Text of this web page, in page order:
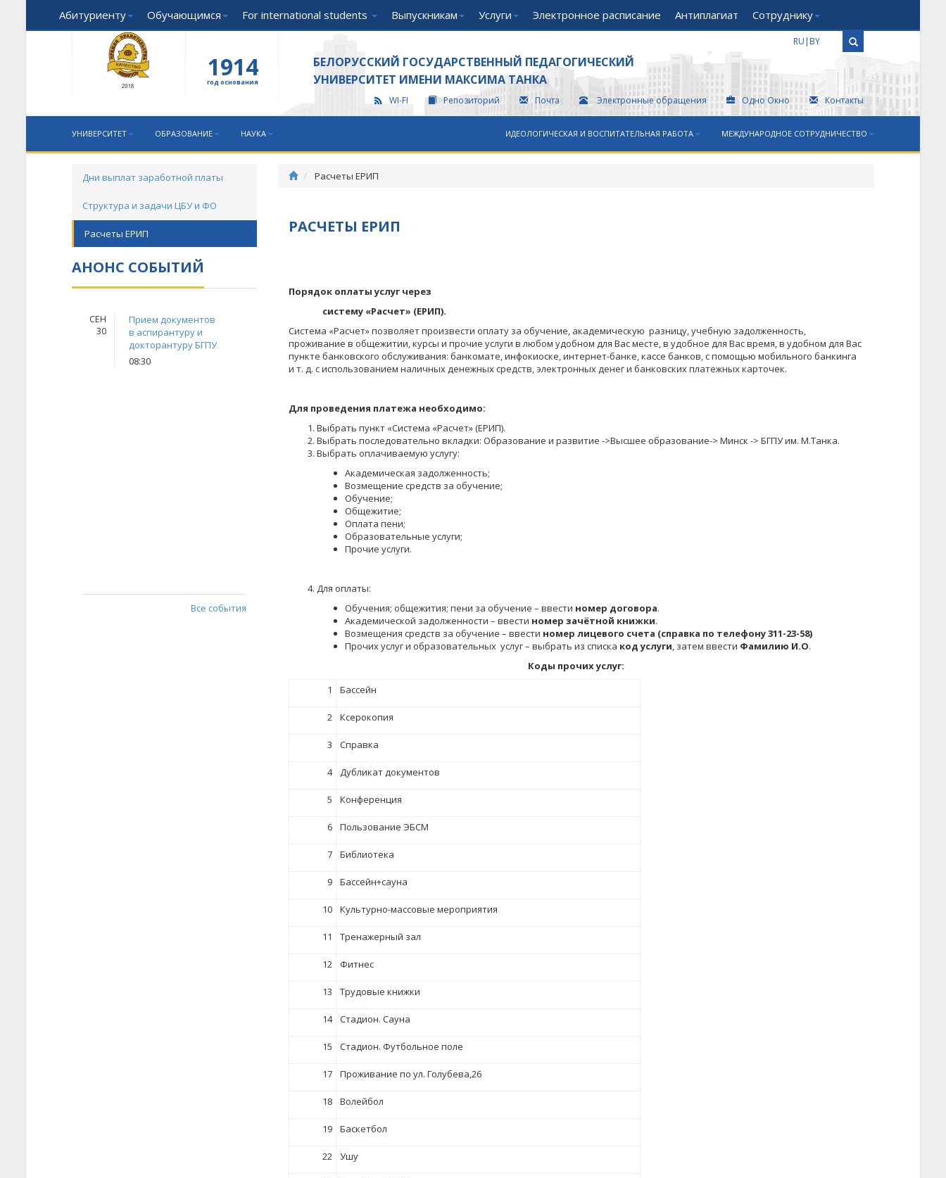
Абитуриенту Обучающимся For international students Выпускникам Услуги Электронное расписание Антиплагиат Сотруднику
1914
год основания
БЕЛОРУССКИЙ ГОСУДАРСТВЕННЫЙ ПЕДАГОГИЧЕСКИЙ
УНИВЕРСИТЕТ ИМЕНИ МАКСИМА ТАНКА
RU | BY
WI-FI Репозиторий Почта Электронные обращения Одно Окно Контакты
УНИВЕРСИТЕТ ОБРАЗОВАНИЕ НАУКА МЕЖДУНАРОДНОЕ СОТРУДНИЧЕСТВО
ИДЕОЛОГИЧЕСКАЯ И ВОСПИТАТЕЛЬНАЯ РАБОТА
Дни выплат заработной платы
Структура и задачи ЦБУ и ФО
Расчеты ЕРИП
АНОНС СОБЫТИЙ
СЕН
30
Прием документов
в аспирантуру и
докторантуру БГПУ
08:30
Все события
Расчеты ЕРИП
РАСЧЕТЫ ЕРИП
Порядок оплаты услуг через
систему «Расчет» (ЕРИП).
Система «Расчет» позволяет произвести оплату за обучение, академическую разницу, учебную задолженность,
проживание в общежитии, курсы и прочие услуги в любом удобном для Вас месте, в удобное для Вас время, в удобном для Вас
пункте банковского обслуживания: банкомате, инфокиоске, интернет-банке, кассе банков, с помощью мобильного банкинга
и т. д. с использованием наличных денежных средств, электронных денег и банковских платежных карточек.
Для проведения платежа необходимо:
Выбрать пункт «Система «Расчет» (ЕРИП).
Выбрать последовательно вкладки: Образование и развитие ->Высшее образование-> Минск -> БГПУ им. М.Танка.
Выбрать оплачиваемую услугу:
Академическая задолженность;
Возмещение средств за обучение;
Обучение;
Общежитие;
Оплата пени;
Образовательные услуги;
Прочие услуги.
Для оплаты:
Обучения; общежития; пени за обучение ­– ввести номер договора.
Академической задолженности – ввести номер зачётной книжки.
Возмещения средств за обучение – ввести номер лицевого счета (справка по телефону 311-23-58)
Прочих услуг и образовательных услуг – выбрать из списка код услуги, затем ввести Фамилию И.О.
Коды прочих услуг:
1
Бассейн
2 Ксерокопия
3 Справка
4 Дубликат документов
5 Конференция
6 Пользование ЭБСМ
7 Библиотека
9 Бассейн+сауна
10 Культурно-массовые мероприятия
11 Тренажерный зал
12 Фитнес
13 Трудовые книжки
14 Стадион. Сауна
15 Стадион. Футбольное поле
17 Проживание по ул. Голубева,26
18 Волейбол
19 Баскетбол
22 Ушу